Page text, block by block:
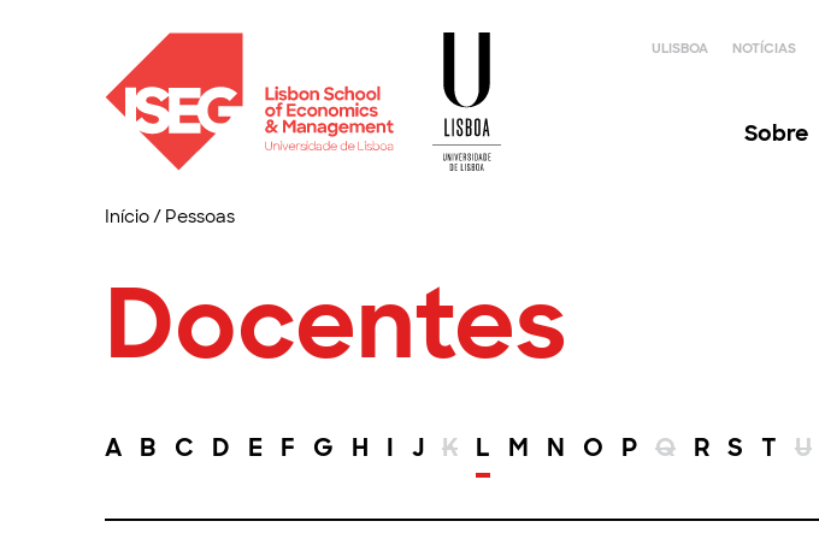
ULISBOA NOTÍCIAS
Sobre
Início/ Pessoas
Docentes
A B C D E F G H I J K L M N O P Q R S T U